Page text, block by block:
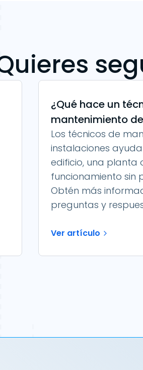
¿Qué hace un
mantenimiento
Los técnicos de
instalaciones
edificio, una planta
funcionamiento sin
Obtén más
preguntas y
Ver artículo